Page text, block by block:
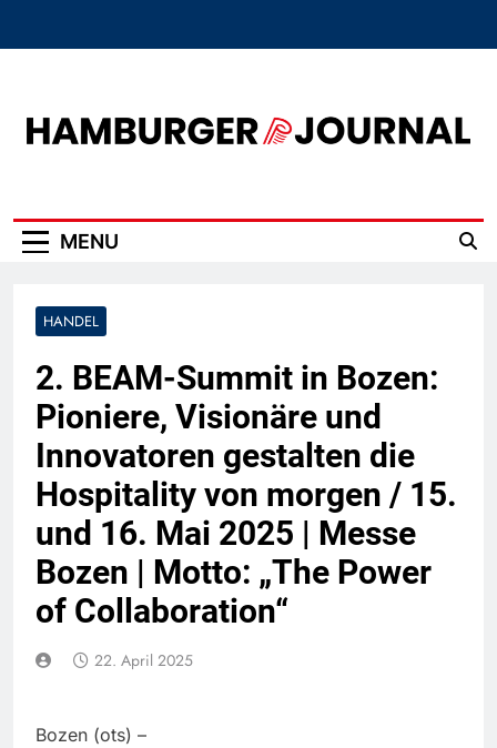
MENU
HANDEL
2. BEAM-Summit in Bozen:
Pioniere, Visionäre und
Innovatoren gestalten die
Hospitality von morgen / 15.
und 16. Mai 2025 | Messe
Bozen | Motto: „The Power
of Collaboration“
22. April 2025
Bozen (ots) –